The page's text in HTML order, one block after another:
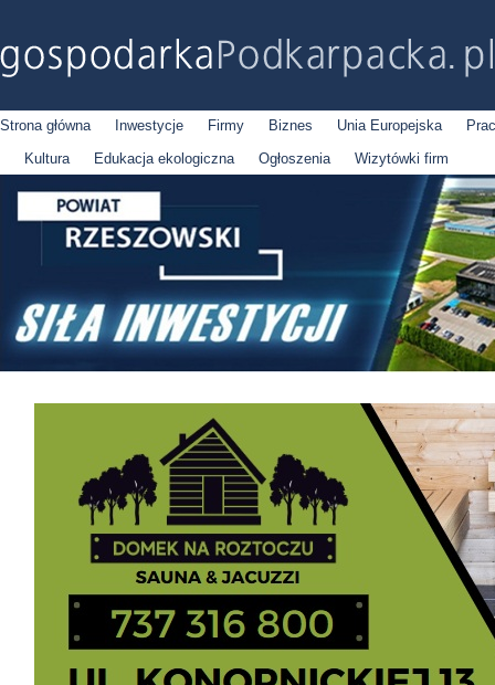
Strona główna Inwestycje Firmy Biznes Unia Europejska
Kultura
Edukacja ekologiczna Ogłoszenia Wizytówki firm